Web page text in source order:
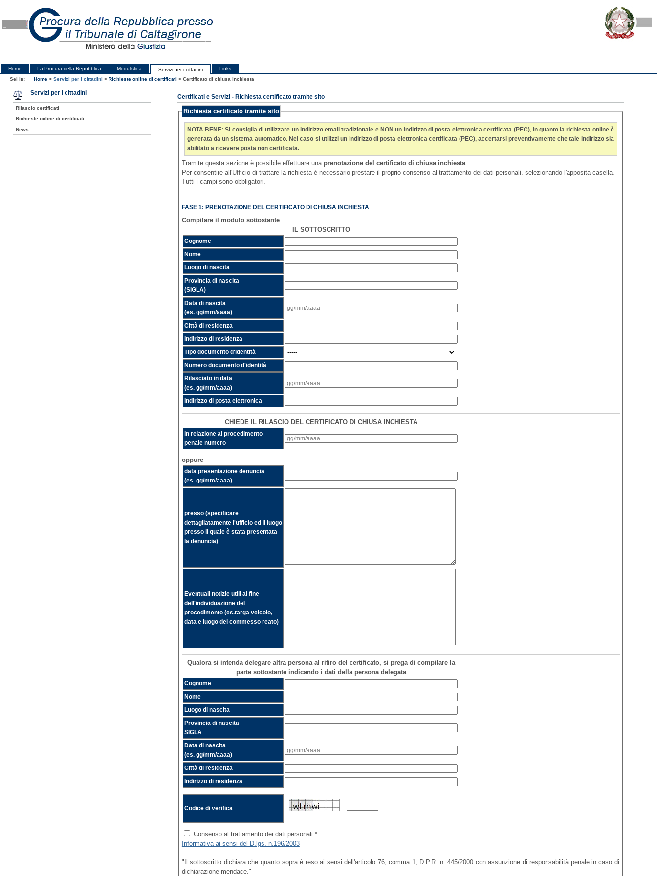
Home La Procura della Repubblica Modulistica Servizi per i cittadini
Links
Sei in:
Home > Servizi per i cittadini > Richieste online di certificati > Certificato di chiusa inchiesta
Certificati e Servizi - Richiesta certificato tramite sito
Richiesta certificato tramite sito
NOTA BENE: Si consiglia di utilizzare un indirizzo email tradizionale e NON un indirizzo di posta elettronica certificata (PEC), in quanto la richiesta online è
generata da un sistema automatico. Nel caso si utilizzi un indirizzo di posta elettronica certificata (PEC), accertarsi preventivamente che tale indirizzo sia
abilitato a ricevere posta non certificata.
Tramite questa sezione è possibile effettuare una prenotazione del certificato di chiusa inchiesta.
Per consentire all'Ufficio di trattare la richiesta è necessario prestare il proprio consenso al trattamento dei dati personali, selezionando l'apposita casella.
Tutti i campi sono obbligatori.
FASE 1: PRENOTAZIONE DEL CERTIFICATO DI CHIUSA INCHIESTA
Compilare il modulo sottostante
IL SOTTOSCRITTO
Cognome
Nome
Luogo di nascita
Provincia di nascita
(SIGLA)
Data di nascita
(es. gg/mm/aaaa)
Città di residenza
Indirizzo di residenza
Tipo documento d'identità
Numero documento d'identità
Rilasciato in data
(es. gg/mm/aaaa)
Indirizzo di posta elettronica
CHIEDE IL RILASCIO DEL CERTIFICATO DI CHIUSA INCHIESTA
in relazione al procedimento
penale numero
oppure
data presentazione denuncia
(es. gg/mm/aaaa)
presso (specificare
dettagliatamente l'ufficio ed il luogo
presso il quale è stata presentata
la denuncia)
Eventuali notizie utili al fine
dell'individuazione del
procedimento (es.targa veicolo,
data e luogo del commesso reato)
Qualora si intenda delegare altra persona al ritiro del certificato, si prega di compilare la
parte sottostante indicando i dati della persona delegata
Cognome
Nome
Luogo di nascita
Provincia di nascita
SIGLA
Data di nascita
(es. gg/mm/aaaa)
Città di residenza
Indirizzo di residenza
Codice di verifica
Consenso al trattamento dei dati personali *
Informativa ai sensi del D.lgs. n.196/2003
"Il sottoscritto dichiara che quanto sopra è reso ai sensi dell'articolo 76, comma 1, D.P.R. n. 445/2000 con assunzione di responsabilità penale in caso di
dichiarazione mendace."
Servizi per i cittadini
Rilascio certificati
Richieste online di certificati
News